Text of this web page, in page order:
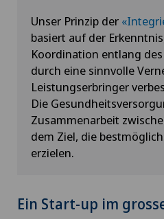
Unser Prinzip der
basiert auf der
Koordination entlang
durch eine sinnvolle
Leistungserbringer
Die
Zusammenarbeit
dem Ziel, die
erzielen.
Ein Start-up im